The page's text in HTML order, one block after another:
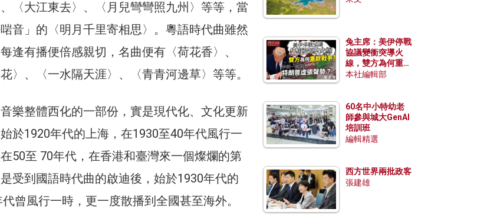
〈大江東去〉、〈月兒彎彎照九州〉等等，當
音」的〈明月千里寄相思〉。粵語時代曲雖然
逢有播便倍感親切，名曲便有〈荷花香〉、
〉、〈一水隔天涯〉、〈青青河邊草〉等等。
樂整體西化的一部份，實是現代化、文化更新
於1920年代的上海，在1930至40年代風行一
50至 70年代，在香港和臺灣來一個燦爛的第
受到國語時代曲的啟迪後，始於1930年代的
曾風行一時，更一度散播到全國甚至海外。
兔主席：美伊停戰
協議變衝突導火
線，雙方為何重啟
戰爭？伊朗一早洞
本社編輯部
60名中小特幼老
師參與城大GenAI
培訓班
編輯精選
西方世界兩批政客
張建雄